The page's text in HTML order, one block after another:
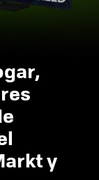
y